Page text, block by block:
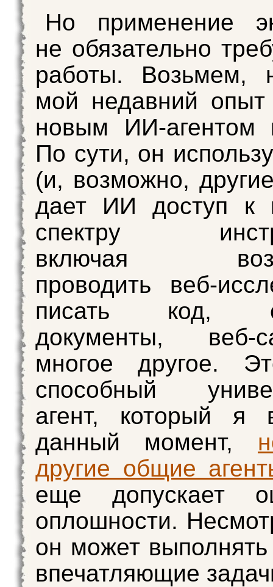
Но применение
не обязательно
работы. Возьмем,
мой недавний
новым ИИ-агентом
По сути, он
(и, возможно,
дает ИИ доступ к
спектру
включая
проводить веб-
писать код,
документы,
многое другое.
способный
агент, который я
данный момент,
другие общие
еще допускает
оплошности.
он может
впечатляющие